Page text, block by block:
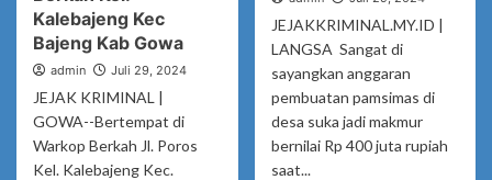
Layanan
Publik
Turunkan
Angka
Pengangguran
Persawahan
Kalebajeng Kec
Bajeng Kab Gowa
admin Juli 29, 2024
JEJAK KRIMINAL |
GOWA--Bertempat di
Warkop Berkah Jl. Poros
Kel. Kalebajeng Kec.
JEJAKKRIMINAL.MY.ID |
LANGSA Sangat di
sayangkan anggaran
pembuatan pamsimas di
desa suka jadi makmur
bernilai Rp 400 juta rupiah
saat...